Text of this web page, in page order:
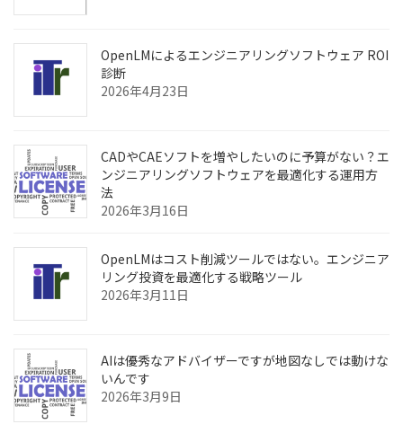
OpenLMによるエンジニアリングソフトウェア ROI
診断
2026年4月23日
CADやCAEソフトを増やしたいのに予算がない？エ
ンジニアリングソフトウェアを最適化する運用方
法
2026年3月16日
OpenLMはコスト削減ツールではない。エンジニア
リング投資を最適化する戦略ツール
2026年3月11日
AIは優秀なアドバイザーですが地図なしでは動けな
いんです
2026年3月9日